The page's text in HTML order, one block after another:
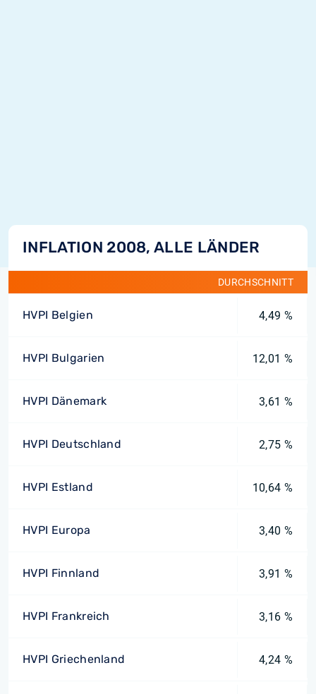
INFLATION 2008, ALLE LÄNDER
DURCHSCHNITT
HVPI Belgien 4,49 %
HVPI Bulgarien 12,01 %
HVPI Dänemark 3,61 %
HVPI Deutschland 2,75 %
HVPI Estland 10,64 %
HVPI Europa 3,40 %
HVPI Finnland 3,91 %
HVPI Frankreich 3,16 %
HVPI Griechenland 4,24 %